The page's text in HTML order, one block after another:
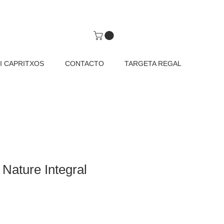
CAPRITXOS CONTACTO TARGETA REGAL
Integral